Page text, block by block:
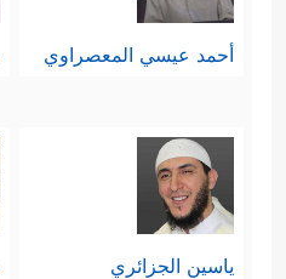
أحمد عيسي المعصراوي
ياسين الجزائري